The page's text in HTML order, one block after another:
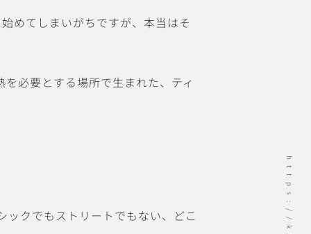
めてしまいがちですが、本当はそ
必要とする場所で生まれた、ティ
クでもストリートでもない、どこ